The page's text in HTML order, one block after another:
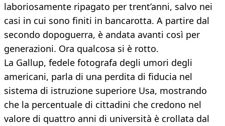
laboriosamente ripagato per trent’anni, salvo nei
casi in cui sono finiti in bancarotta. A partire dal
secondo dopoguerra, è andata avanti così per
generazioni. Ora qualcosa si è rotto.
La Gallup, fedele fotografa degli umori degli
americani, parla di una perdita di fiducia nel
sistema di istruzione superiore Usa, mostrando
che la percentuale di cittadini che credono nel
valore di quattro anni di università è crollata dal